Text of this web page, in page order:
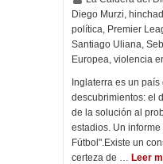
Diego Murzi,
política, Premier
Santiago Uliana,
Europea, violencia
Inglaterra es un
descubrimientos: el
de la solución al
estadios. Un informe
Fútbol".Existe un
certeza de … Leer